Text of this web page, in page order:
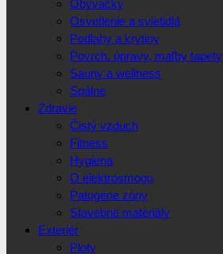
Obývačky
Osvetlenie a svietidlá
Podlahy a krytiny
Povrch. úpravy, maľby tapety
Sauny a wellness
Spálne
Zdravie
Čistý vzduch
Fitness
Hygiena
O elektrosmogu
Patogéne zóny
Stavebné materiály
Exteriér
Ploty